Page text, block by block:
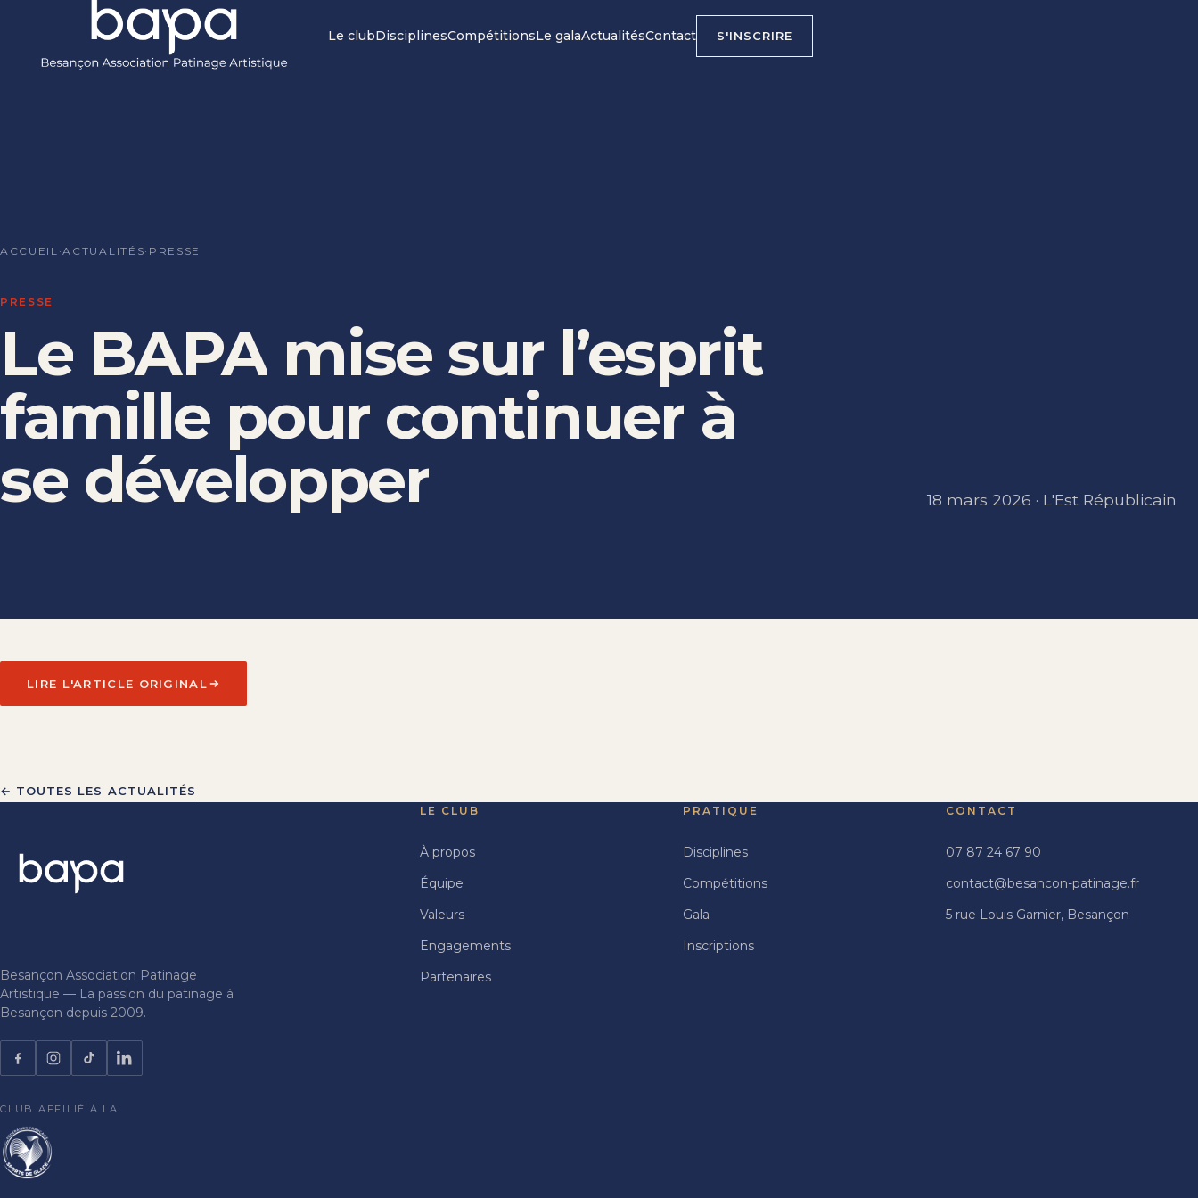
Le clubDisciplinesCompétitionsLe galaActualitésContact S'INSCRIRE
ACCUEIL ·ACTUALITÉS· PRESSE
PRESSE
Le BAPA mise sur l’esprit
famille pour continuer à
se développer 18 mars 2026 · L'Est Républicain
LIRE L'ARTICLE ORIGINAL
← TOUTES LES ACTUALITÉS
Besançon Association Patinage
Artistique — La passion du patinage à
Besançon depuis 2009.
CLUB AFFILIÉ À LA
LE CLUB
À propos
Équipe
Valeurs
Engagements
Partenaires
PRATIQUE
Disciplines
Compétitions
Gala
Inscriptions
CONTACT
07 87 24 67 90
contact@besancon-patinage.fr
5 rue Louis Garnier, Besançon